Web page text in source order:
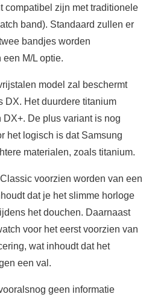
compatibel zijn met traditionele
band). Standaard zullen er
bandjes worden
M/L optie.
model zal beschermt
DX. Het duurdere titanium
De plus variant is nog
het logisch is dat Samsung
materialen, zoals titanium.
voorzien worden van een
dat je het slimme horloge
het douchen. Daarnaast
voor het eerst voorzien van
wat inhoudt dat het
een val.
geen informatie